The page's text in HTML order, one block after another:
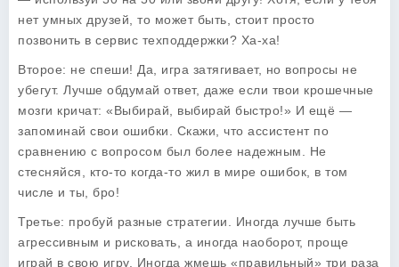
нет умных друзей, то может быть, стоит просто
позвонить в сервис техподдержки? Ха-ха!
Второе: не спеши! Да, игра затягивает, но вопросы не
убегут. Лучше обдумай ответ, даже если твои крошечные
мозги кричат: «Выбирай, выбирай быстро!» И ещё —
запоминай свои ошибки. Скажи, что ассистент по
сравнению с вопросом был более надежным. Не
стесняйся, кто-то когда-то жил в мире ошибок, в том
числе и ты, бро!
Третье: пробуй разные стратегии. Иногда лучше быть
агрессивным и рисковать, а иногда наоборот, проще
играй в свою игру. Иногда жмешь «правильный» три раза